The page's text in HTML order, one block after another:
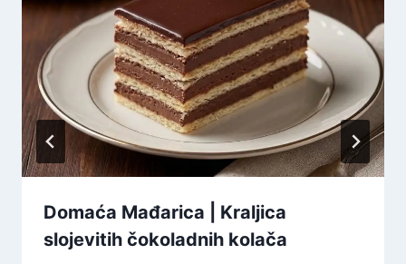
Domaća Mađarica | Kraljica
slojevitih čokoladnih kolača